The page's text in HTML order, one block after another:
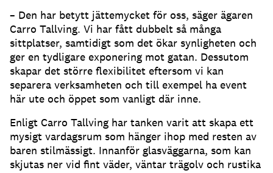
– Den har betytt jättemycket för oss, säger ägaren
Carro Tallving. Vi har fått dubbelt så många
sittplatser, samtidigt som det ökar synligheten och
ger en tydligare exponering mot gatan. Dessutom
skapar det större flexibilitet eftersom vi kan
separera verksamheten och till exempel ha event
här ute och öppet som vanligt där inne.
Enligt Carro Tallving har tanken varit att skapa ett
mysigt vardagsrum som hänger ihop med resten av
baren stilmässigt. Innanför glasväggarna, som kan
skjutas ner vid fint väder, väntar trägolv och rustika